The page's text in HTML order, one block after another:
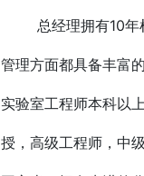
总经理拥有10年检
管理方面都具备丰富
实验室工程师本科以
授，高级工程师，中